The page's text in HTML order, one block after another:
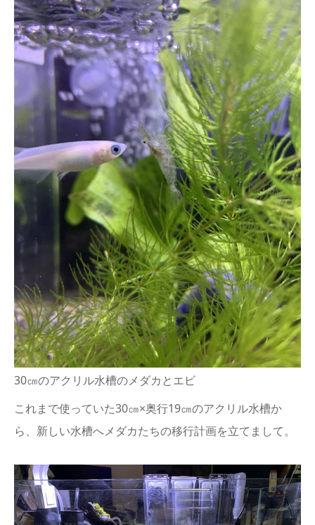
30㎝のアクリル水槽のメダカとエビ
これまで使っていた30㎝×奥行19㎝のアクリル水槽か
ら、新しい水槽へメダカたちの移行計画を立てまして。